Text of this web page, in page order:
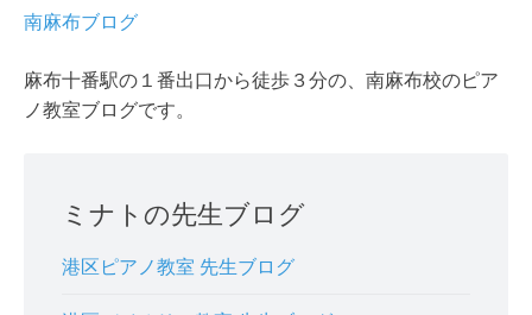
南麻布ブログ
麻布十番駅の１番出口から徒歩３分の、南麻布校のピア
ノ教室ブログです。
ミナトの先生ブログ
港区ピアノ教室 先生ブログ